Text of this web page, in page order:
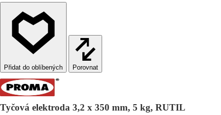
Porovnat
Tyčová elektroda 3,2 x 350 mm, 5 kg, RUTIL